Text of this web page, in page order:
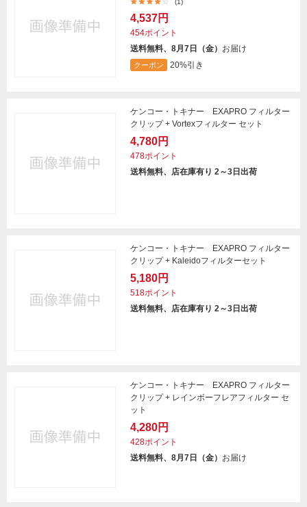
(1)
4,537円
454ポイント
送料無料、8月7日（金） お届け
クーポン 20%引き
ケンコー・トキナー EXAPRO フィルター
クリップ + Vortexフィルター セット
4,780円
478ポイント
送料無料、店在庫有り 2～3日出荷
ケンコー・トキナー EXAPRO フィルター
クリップ + Kaleidoフィルターセット
5,180円
518ポイント
送料無料、店在庫有り 2～3日出荷
ケンコー・トキナー EXAPRO フィルター
クリップ + レインボーフレアフィルター セ
ット
4,280円
428ポイント
送料無料、8月7日（金） お届け